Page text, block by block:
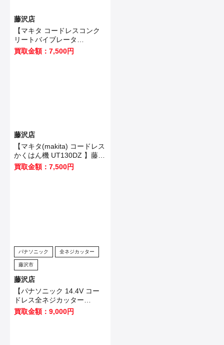
藤沢店
【マキタ コードレスコンク
リートバイブレータ
VR350DZ 】藤沢市のお客様
から買取させていただきまし
買取金額：7,500円
藤沢店
【マキタ(makita) コードレス
かくはん機 UT130DZ 】藤沢
市のお客様から買取させてい
ただきました！
買取金額：7,500円
パナソニック 全ネジカッター
藤沢市
藤沢店
【パナソニック 14.4V コー
ドレス全ネジカッター
EZ4540LZ2S-B 】藤沢市の
お客様から買取させていただ
買取金額：9,000円